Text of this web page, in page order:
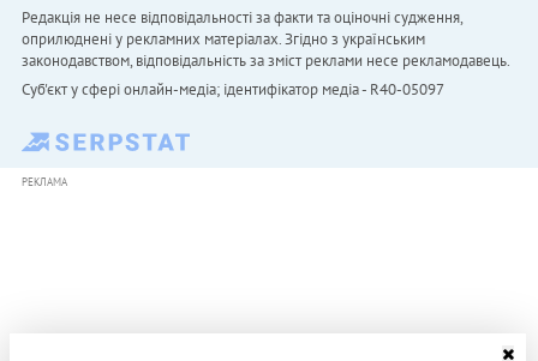
Редакція не несе відповідальності за факти та оціночні судження,
оприлюднені у рекламних матеріалах. Згідно з українським
законодавством, відповідальність за зміст реклами несе рекламодавець.
Cуб'єкт у сфері онлайн-медіа; ідентифікатор медіа - R40-05097
РЕКЛАМА